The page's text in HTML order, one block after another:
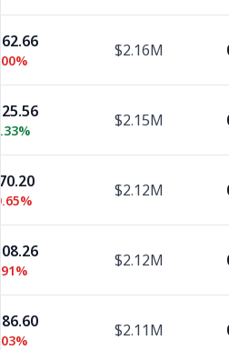
$2.16M
$2.15M
$2.12M
$2.12M
$2.11M